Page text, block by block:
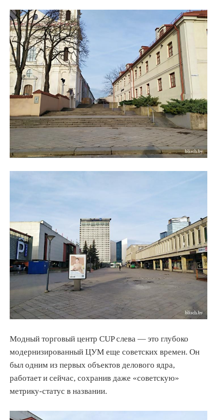
Модный торговый центр CUP слева — это глубоко
модернизированный ЦУМ еще советских времен. Он
был одним из первых объектов делового ядра,
работает и сейчас, сохранив даже «советскую»
метрику-статус в названии.